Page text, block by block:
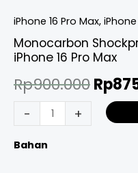
iPhone 16 Pro Max, iPhone
Monocarbon
iPhone 16 Pro Max
Rp900.000Rp
- +
Bahan